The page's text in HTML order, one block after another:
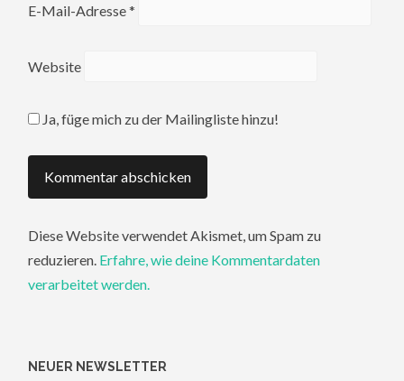
E-Mail-Adresse*
Website
Ja, füge mich zu der Mailingliste hinzu!
Diese Website verwendet Akismet, um Spam zu
reduzieren. Erfahre, wie deine Kommentardaten
verarbeitet werden.
NEUER NEWSLETTER